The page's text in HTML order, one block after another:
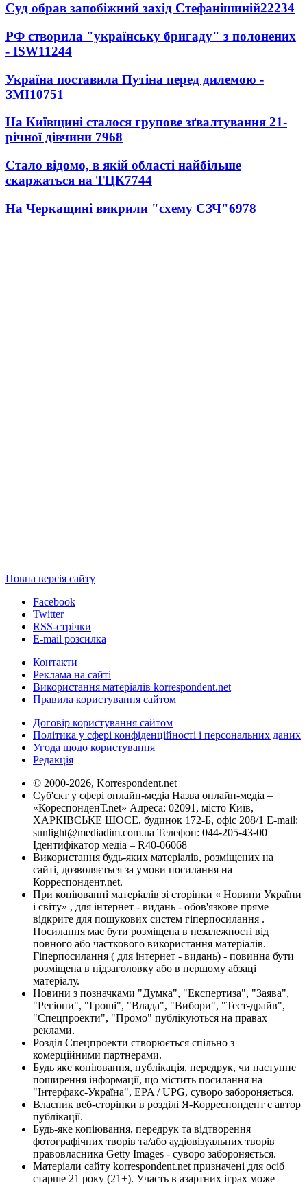
Суд обрав запобіжний захід Стефанішиній22234
РФ створила "українську бригаду" з полонених
- ISW11244
Україна поставила Путіна перед дилемою -
ЗМІ10751
На Київщині сталося групове зґвалтування 21-
річної дівчини 7968
Стало відомо, в якій області найбільше
скаржаться на ТЦК7744
На Черкащині викрили "схему СЗЧ"6978
Повна версія сайту
Facebook
Twitter
RSS-стрічки
E-mail розсилка
Контакти
Реклама на сайті
Використання матеріалів korrespondent.net
Правила користування сайтом
Договір користування сайтом
Політика у сфері конфіденційності і персональних даних
Угода щодо користування
Редакція
© 2000-2026, Korrespondent.net
Суб'єкт у сфері онлайн-медіа Назва онлайн-медіа –
«КореспонденТ.net» Адреса: 02091, місто Київ,
ХАРКІВСЬКЕ ШОСЕ, будинок 172-Б, офіс 208/1 E-mail:
sunlight@mediadim.com.ua Телефон: 044-205-43-00
Ідентифікатор медіа – R40-06068
Використання будь-яких матеріалів, розміщених на
сайті, дозволяється за умови посилання на
Корреспондент.net.
При копіюванні матеріалів зі сторінки « Новини України
і світу» , для інтернет - видань - обов'язкове пряме
відкрите для пошукових систем гіперпосилання .
Посилання має бути розміщена в незалежності від
повного або часткового використання матеріалів.
Гіперпосилання ( для інтернет - видань) - повинна бути
розміщена в підзаголовку або в першому абзаці
матеріалу.
Новини з позначками "Думка", "Експертиза", "Заява",
"Регіони", "Гроші", "Влада", "Вибори", "Тест-драйв",
"Спецпроекти", "Промо" публікуються на правах
реклами.
Розділ Спецпроекти створюється спільно з
комерційними партнерами.
Будь яке копіювання, публікація, передрук, чи наступне
поширення інформації, що містить посилання на
"Інтерфакс-Україна", EPA / UPG, суворо забороняється.
Власник веб-сторінки в розділі Я-Корреспондент є автор
публікації.
Будь-яке копіювання, передрук та відтворення
фотографічних творів та/або аудіовізуальних творів
правовласника Getty Images - суворо забороняється.
Матеріали сайту korrespondent.net призначені для осіб
старше 21 року (21+). Участь в азартних іграх може